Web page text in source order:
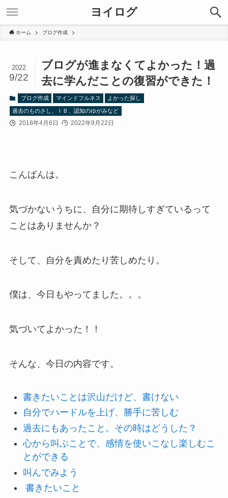
ヨイログ
ホーム ブログ作成
ブログが進まなくてよかった！過
去に学んだことの復習ができた！
2022
9/22
ブログ作成 マインドフルネス よかった探し
過去のものさし、ＩＢ、認知のゆがみなど
2018年4月6日 2022年9月22日
こんばんは。
気づかないうちに、自分に期待しすぎているって
ことはありませんか？
そして、自分を責めたり苦しめたり。
僕は、今日もやってました。。。
気づいてよかった！！
そんな、今日の内容です。
書きたいことは沢山だけど、書けない
自分でハードルを上げ、勝手に苦しむ
過去にもあったこと。その時はどうした？
心から叫ぶことで、感情を使いこなし楽しむこ
とができる
叫んでみよう
書きたいこと